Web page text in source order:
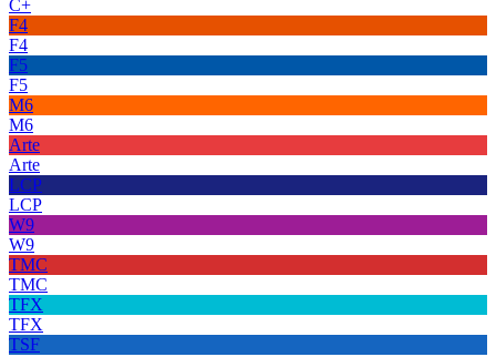
C+
F4
F4
F5
F5
M6
M6
Arte
Arte
LCP
LCP
W9
W9
TMC
TMC
TFX
TFX
TSF